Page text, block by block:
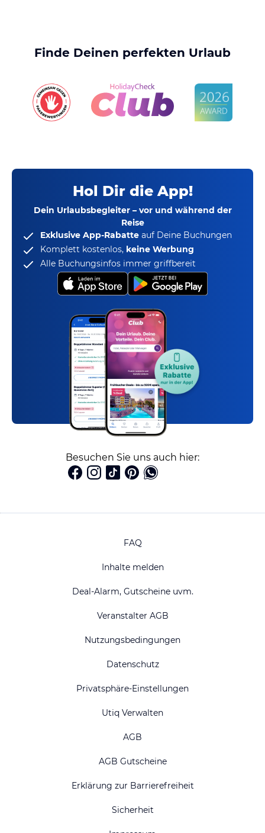
Finde Deinen perfekten Urlaub
Hol Dir die App!
Dein Urlaubsbegleiter – vor und während der
Reise
Exklusive App-Rabatte auf Deine Buchungen
Komplett kostenlos, keine Werbung
Alle Buchungsinfos immer griffbereit
Besuchen Sie uns auch hier:
FAQ
Inhalte melden
Deal-Alarm, Gutscheine uvm.
Veranstalter AGB
Nutzungsbedingungen
Datenschutz
Privatsphäre-Einstellungen
Utiq Verwalten
AGB
AGB Gutscheine
Erklärung zur Barrierefreiheit
Sicherheit